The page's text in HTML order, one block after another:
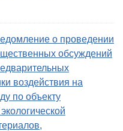
о проведении
обсуждений
воздействия на
по объекту